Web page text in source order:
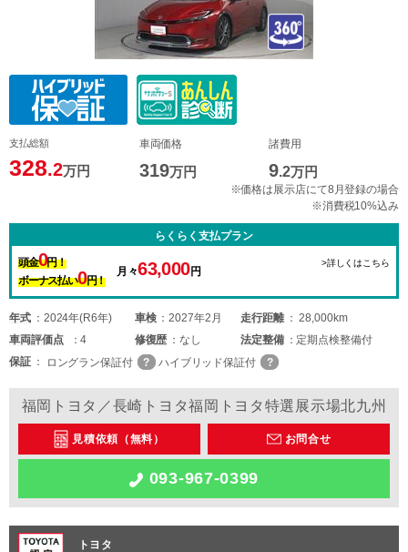
支払総額
328.2万円
車両価格
319万円
諸費用
9.2万円
※価格は展示店にて8月登録の場合
※消費税10%込み
らくらく支払プラン
頭金0円！
ボーナス払い0円！
月々63,000円
>詳しくはこちら
年式 2024年(R6年) 車検 2027年2月 走行距離
28,000km
車両評価点 4 修復歴 なし 法定整備
定期点検整備付
保証
ロングラン保証付 ハイブリッド保証付
福岡トヨタ／長崎トヨタ福岡トヨタ特選展示場北九州
見積依頼（無料） お問合せ
093-967-0399
トヨタ